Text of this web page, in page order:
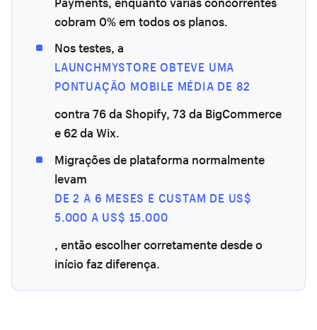
cobram 0% em todos os planos.
Nos testes, a
LAUNCHMYSTORE OBTEVE UMA
PONTUAÇÃO MOBILE MÉDIA DE 82
contra 76 da Shopify, 73 da BigCommerce
e 62 da Wix.
Migrações de plataforma normalmente
levam
DE 2 A 6 MESES E CUSTAM DE US$
5.000 A US$ 15.000
, então escolher corretamente desde o
início faz diferença.